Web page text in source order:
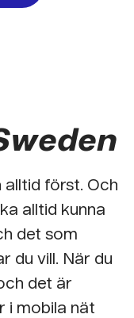
alltid först. Och
alltid kunna
det som
du vill. När du
det är
i mobila nät